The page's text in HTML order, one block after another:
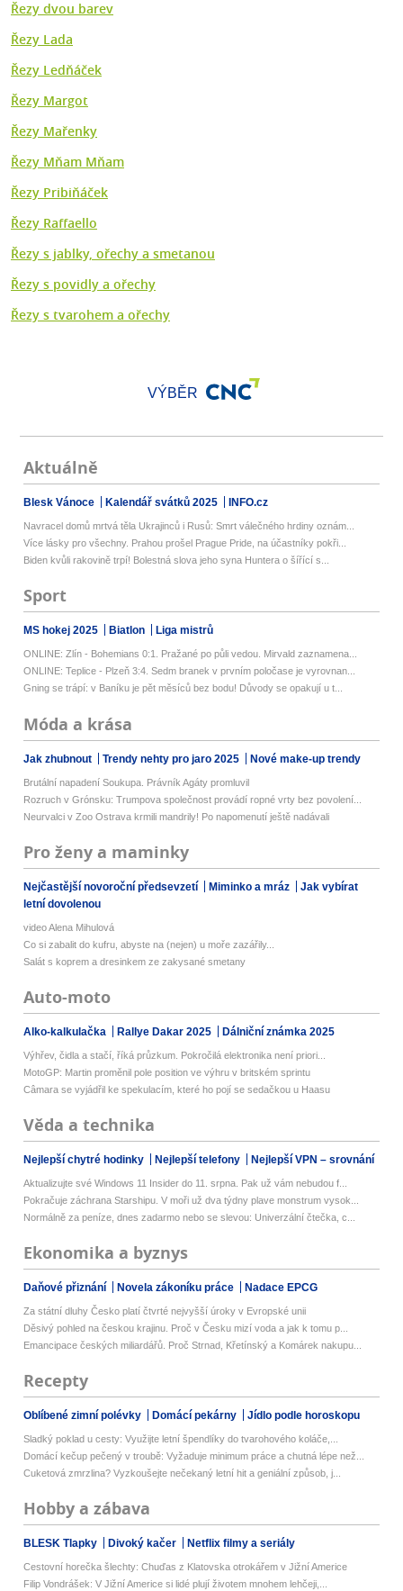
Řezy dvou barev
Řezy Lada
Řezy Ledňáček
Řezy Margot
Řezy Mařenky
Řezy Mňam Mňam
Řezy Pribiňáček
Řezy Raffaello
Řezy s jablky, ořechy a smetanou
Řezy s povidly a ořechy
Řezy s tvarohem a ořechy
VÝBĚR
Aktuálně
Blesk Vánoce Kalendář svátků 2025 INFO.cz
Navracel domů mrtvá těla Ukrajinců i Rusů: Smrt válečného hrdiny oznám...
Více lásky pro všechny. Prahou prošel Prague Pride, na účastníky pokři...
Biden kvůli rakovině trpí! Bolestná slova jeho syna Huntera o šířící s...
Sport
MS hokej 2025 Biatlon Liga mistrů
ONLINE: Zlín - Bohemians 0:1. Pražané po půli vedou. Mirvald zaznamena...
ONLINE: Teplice - Plzeň 3:4. Sedm branek v prvním poločase je vyrovnan...
Gning se trápí: v Baníku je pět měsíců bez bodu! Důvody se opakují u t...
Móda a krása
Jak zhubnout Trendy nehty pro jaro 2025 Nové make-up trendy
Brutální napadení Soukupa. Právník Agáty promluvil
Rozruch v Grónsku: Trumpova společnost provádí ropné vrty bez povolení...
Neurvalci v Zoo Ostrava krmili mandrily! Po napomenutí ještě nadávali
Pro ženy a maminky
Nejčastější novoroční předsevzetí Miminko a mráz
Jak vybírat
letní dovolenou
video Alena Mihulová
Co si zabalit do kufru, abyste na (nejen) u moře zazářily...
Salát s koprem a dresinkem ze zakysané smetany
Auto-moto
Alko-kalkulačka Rallye Dakar 2025 Dálniční známka 2025
Výhřev, čidla a stačí, říká průzkum. Pokročilá elektronika není priori...
MotoGP: Martin proměnil pole position ve výhru v britském sprintu
Câmara se vyjádřil ke spekulacím, které ho pojí se sedačkou u Haasu
Věda a technika
Nejlepší chytré hodinky Nejlepší telefony Nejlepší VPN – srovnání
Aktualizujte své Windows 11 Insider do 11. srpna. Pak už vám nebudou f...
Pokračuje záchrana Starshipu. V moři už dva týdny plave monstrum vysok...
Normálně za peníze, dnes zadarmo nebo se slevou: Univerzální čtečka, c...
Ekonomika a byznys
Daňové přiznání Novela zákoníku práce Nadace EPCG
Za státní dluhy Česko platí čtvrté nejvyšší úroky v Evropské unii
Děsivý pohled na českou krajinu. Proč v Česku mizí voda a jak k tomu p...
Emancipace českých miliardářů. Proč Strnad, Křetínský a Komárek nakupu...
Recepty
Oblíbené zimní polévky Domácí pekárny Jídlo podle horoskopu
Sladký poklad u cesty: Využijte letní špendlíky do tvarohového koláče,...
Domácí kečup pečený v troubě: Vyžaduje minimum práce a chutná lépe než...
Cuketová zmrzlina? Vyzkoušejte nečekaný letní hit a geniální způsob, j...
Hobby a zábava
BLESK Tlapky Divoký kačer Netflix filmy a seriály
Cestovní horečka šlechty: Chuďas z Klatovska otrokářem v Jižní Americe
Filip Vondrášek: V Jižní Americe si lidé plují životem mnohem lehčeji,...